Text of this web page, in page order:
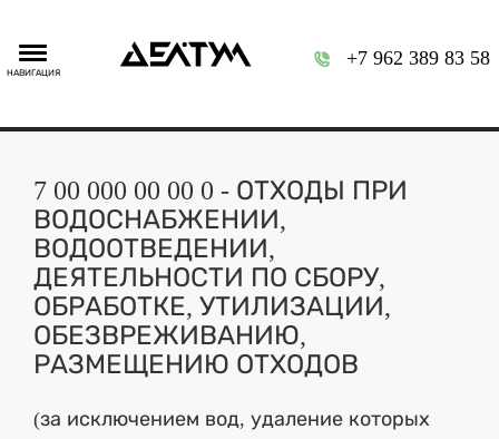
НАВИГАЦИЯ
+7 962 389 83 58
7 00 000 00 00 0 - ОТХОДЫ ПРИ
ВОДОСНАБЖЕНИИ,
ВОДООТВЕДЕНИИ,
ДЕЯТЕЛЬНОСТИ ПО СБОРУ,
ОБРАБОТКЕ, УТИЛИЗАЦИИ,
ОБЕЗВРЕЖИВАНИЮ,
РАЗМЕЩЕНИЮ ОТХОДОВ
(за исключением вод, удаление которых